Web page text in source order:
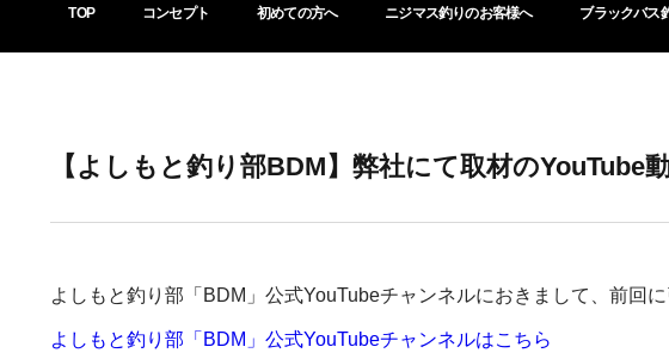
TOP コンセプト 初めての方へ ニジマス釣りのお客様へ ブラックバス
【よしもと釣り部BDM】弊社にて取材のYouTube
よしもと釣り部「BDM」公式YouTubeチャンネルにおきまして、前回
よしもと釣り部「BDM」公式YouTubeチャンネルはこちら